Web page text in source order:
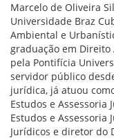
Marcelo de Oliveira
Universidade Braz
Ambiental e
graduação em
pela Pontifícia
servidor público
jurídica, já atuou
Estudos e
Estudos e Assessoria
Jurídicos e diretor do